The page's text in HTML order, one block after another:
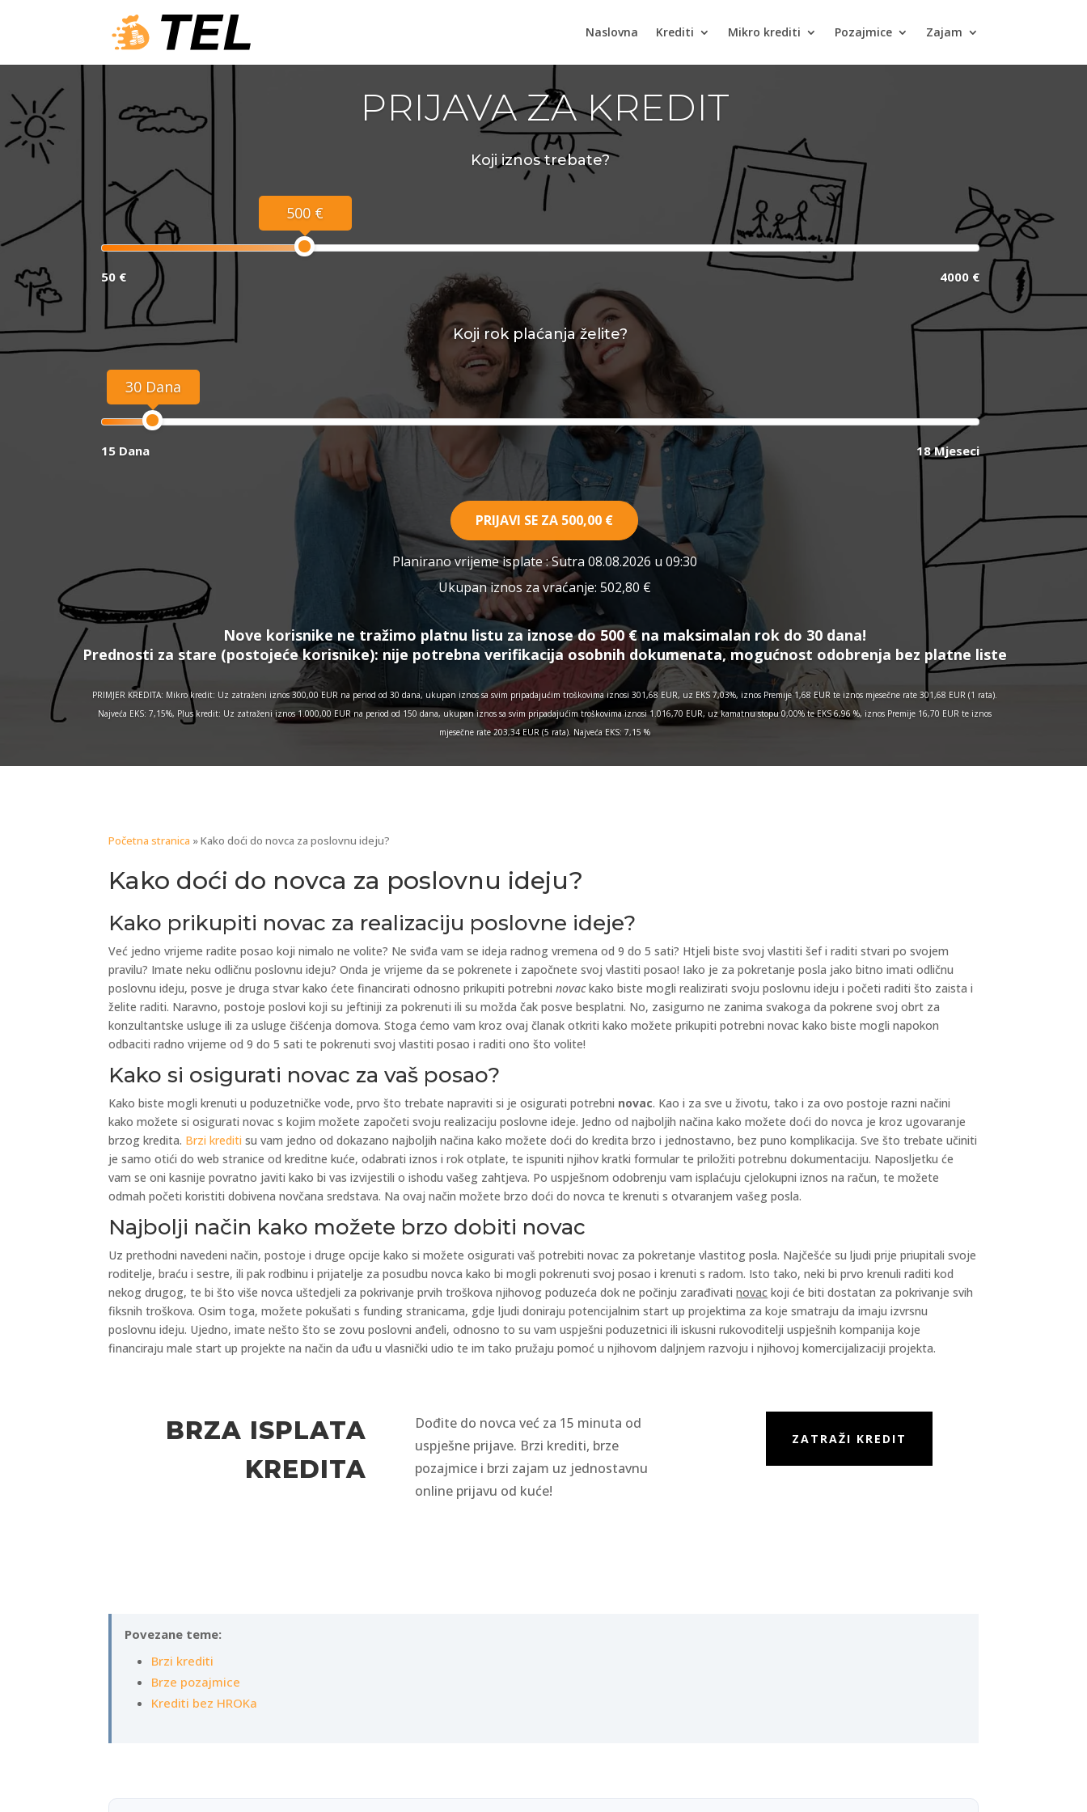
Naslovna Krediti Mikro krediti Pozajmice Zajam
PRIJAVA ZA KREDIT
Koji iznos trebate?
500 €
50 € 4000 €
Koji rok plaćanja želite?
30 Dana
15 Dana 18 Mjeseci
PRIJAVI SE ZA 500,00 €
Planirano vrijeme isplate: Sutra 08.08.2026 u 09:30
Ukupan iznos za vraćanje: 502,80 €
Nove korisnike ne tražimo platnu listu za iznose do 500 € na maksimalan rok do 30 dana!
Prednosti za stare (postojeće korisnike): nije potrebna verifikacija osobnih dokumenata, mogućnost odobrenja bez platne liste
PRIMJER KREDITA: Mikro kredit: Uz zatraženi iznos 300,00 EUR na period od 30 dana, ukupan iznos sa svim pripadajućim troškovima iznosi 301,68 EUR, uz EKS 7,03%, iznos Premije 1,68 EUR te iznos mjesečne rate 301,68 EUR (1 rata).
Najveća EKS: 7,15%, Plus kredit: Uz zatraženi iznos 1.000,00 EUR na period od 150 dana, ukupan iznos sa svim pripadajućim troškovima iznosi 1.016,70 EUR, uz kamatnu stopu 0,00% te EKS 6,96 %, iznos Premije 16,70 EUR te iznos
mjesečne rate 203,34 EUR (5 rata). Najveća EKS: 7,15 %
Početna stranica »Kako doći do novca za poslovnu ideju?
Kako doći do novca za poslovnu ideju?
Kako prikupiti novac za realizaciju poslovne ideje?
Već jedno vrijeme radite posao koji nimalo ne volite? Ne sviđa vam se ideja radnog vremena od 9 do 5 sati? Htjeli biste svoj vlastiti šef i raditi stvari po svojem
pravilu? Imate neku odličnu poslovnu ideju? Onda je vrijeme da se pokrenete i započnete svoj vlastiti posao! Iako je za pokretanje posla jako bitno imati odličnu
poslovnu ideju, posve je druga stvar kako ćete financirati odnosno prikupiti potrebninovackako biste mogli realizirati svoju poslovnu ideju i početi raditi što zaista i
želite raditi. Naravno, postoje poslovi koji su jeftiniji za pokrenuti ili su možda čak posve besplatni. No, zasigurno ne zanima svakoga da pokrene svoj obrt za
konzultantske usluge ili za usluge čišćenja domova. Stoga ćemo vam kroz ovaj članak otkriti kako možete prikupiti potrebni novac kako biste mogli napokon
odbaciti radno vrijeme od 9 do 5 sati te pokrenuti svoj vlastiti posao i raditi ono što volite!
Kako si osigurati novac za vaš posao?
Kako biste mogli krenuti u poduzetničke vode, prvo što trebate napraviti si je osigurati potrebni novac. Kao i za sve u životu, tako i za ovo postoje razni načini
kako možete si osigurati novac s kojim možete započeti svoju realizaciju poslovne ideje. Jedno od najboljih načina kako možete doći do novca je kroz ugovaranje
brzog kredita. Brzi krediti su vam jedno od dokazano najboljih načina kako možete doći do kredita brzo i jednostavno, bez puno komplikacija. Sve što trebate učiniti
je samo otići do web stranice od kreditne kuće, odabrati iznos i rok otplate, te ispuniti njihov kratki formular te priložiti potrebnu dokumentaciju. Naposljetku će
vam se oni kasnije povratno javiti kako bi vas izvijestili o ishodu vašeg zahtjeva. Po uspješnom odobrenju vam isplaćuju cjelokupni iznos na račun, te možete
odmah početi koristiti dobivena novčana sredstava. Na ovaj način možete brzo doći do novca te krenuti s otvaranjem vašeg posla.
Najbolji način kako možete brzo dobiti novac
Uz prethodni navedeni način, postoje i druge opcije kako si možete osigurati vaš potrebiti novac za pokretanje vlastitog posla. Najčešće su ljudi prije priupitali svoje
roditelje, braću i sestre, ili pak rodbinu i prijatelje za posudbu novca kako bi mogli pokrenuti svoj posao i krenuti s radom. Isto tako, neki bi prvo krenuli raditi kod
nekog drugog, te bi što više novca uštedjeli za pokrivanje prvih troškova njihovog poduzeća dok ne počinju zarađivatinovac koji će biti dostatan za pokrivanje svih
fiksnih troškova. Osim toga, možete pokušati s funding stranicama, gdje ljudi doniraju potencijalnim start up projektima za koje smatraju da imaju izvrsnu
poslovnu ideju. Ujedno, imate nešto što se zovu poslovni anđeli, odnosno to su vam uspješni poduzetnici ili iskusni rukovoditelji uspješnih kompanija koje
financiraju male start up projekte na način da uđu u vlasnički udio te im tako pružaju pomoć u njihovom daljnjem razvoju i njihovoj komercijalizaciji projekta.
BRZA ISPLATA
KREDITA
Dođite do novca već za 15 minuta od
uspješne prijave. Brzi krediti, brze
pozajmice i brzi zajam uz jednostavnu
online prijavu od kuće!
ZATRAŽI KREDIT
Povezane teme:
Brzi krediti
Brze pozajmice
Krediti bez HROKa